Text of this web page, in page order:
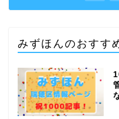
みずほんのおすす